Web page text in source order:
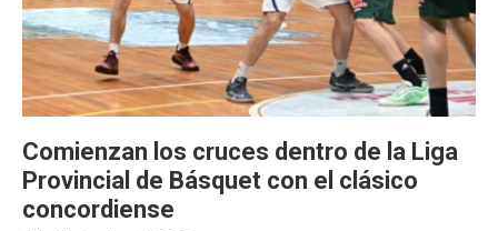
Comienzan los cruces dentro de la Liga
Provincial de Básquet con el clásico
concordiense